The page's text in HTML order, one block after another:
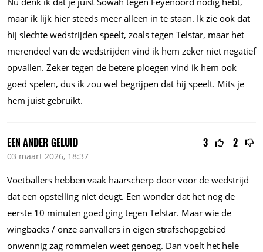
maar ik lijk hier steeds meer alleen in te staan. Ik zie ook dat
hij slechte wedstrijden speelt, zoals tegen Telstar, maar het
merendeel van de wedstrijden vind ik hem zeker niet negatief
opvallen. Zeker tegen de betere ploegen vind ik hem ook
goed spelen, dus ik zou wel begrijpen dat hij speelt. Mits je
hem juist gebruikt.
3 2
EEN ANDER GELUID
03 maart 2026, 18:37
Voetballers hebben vaak haarscherp door voor de wedstrijd
dat een opstelling niet deugt. Een wonder dat het nog de
eerste 10 minuten goed ging tegen Telstar. Maar wie de
wingbacks / onze aanvallers in eigen strafschopgebied
onwennig zag rommelen weet genoeg. Dan voelt het hele